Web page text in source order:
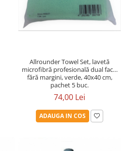
Allrounder Towel Set, lavetă
microfibră profesională dual face,
fără margini, verde, 40x40 cm,
pachet 5 buc.
74,00 Lei
ADAUGA IN COS